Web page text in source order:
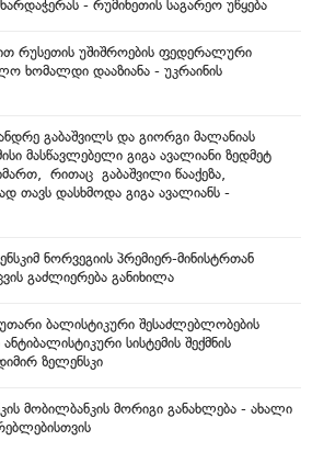
- რუმინეთის საგარეო უწყება
რუსეთის უშიშროების ფედერალური
ხომალდი დააზიანა - უკრაინის
გაბაშვილს და გიორგი მალანიას
მასწავლებელი გიგა ავალიანი ზედმეტ
რითაც გაბაშვილი წააქეზა,
თავს დასხმოდა გიგა ავალიანს -
ნორვეგიის პრემიერ-მინისტრთან
გაძლიერება განიხილა
ბალისტიკური შესაძლებლობების
სისტემის შექმნის
ზელენსკი
მობილბანკის მორიგი განახლება - ახალი